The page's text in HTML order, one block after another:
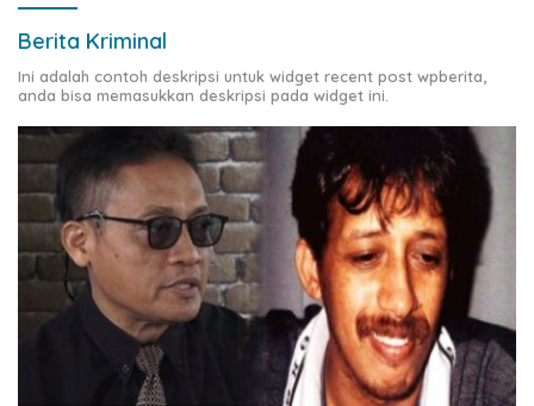
Berita Kriminal
Ini adalah contoh deskripsi untuk widget recent post wpberita,
anda bisa memasukkan deskripsi pada widget ini.